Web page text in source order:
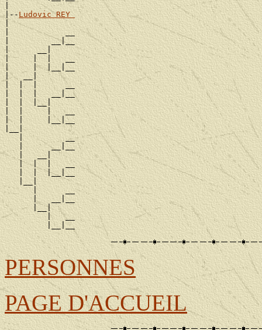
|
|-- Ludovic REY
|
|            __
|         __|__
|      __|
|     |  |   __
|     |  |__|__
|   __|
|  |  |      __
|  |  |   __|__
|  |  |__|
|  |     |   __
|  |     |__|__
|__|
   |         __
   |      __|__
   |   __|
   |  |  |   __
   |  |  |__|__
   |__|
      |      __
      |   __|__
      |__|
         |   __
PERSONNES
PAGE D'ACCUEIL